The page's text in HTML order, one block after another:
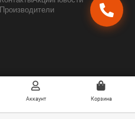
Производители
Аккаунт Корзина